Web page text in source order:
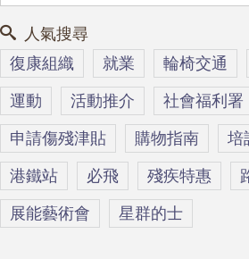
人氣搜尋
復康組織 就業 輪椅交通
運動 活動推介 社會福利署
申請傷殘津貼 購物指南 培
港鐵站 必飛 殘疾特惠
展能藝術會 星群的士